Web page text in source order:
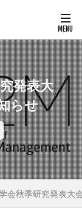
発表大
らせ
会秋季研究発表